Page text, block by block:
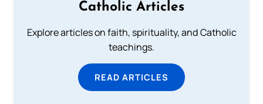
Catholic Articles
Explore articles on faith, spirituality, and Catholic
teachings.
READ ARTICLES